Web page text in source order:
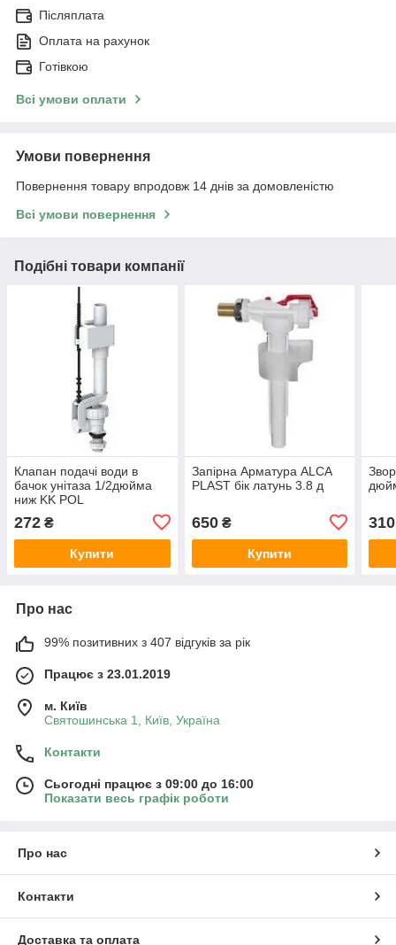
Післяплата
Оплата на рахунок
Готівкою
Всі умови оплати
Умови повернення
Повернення товару впродовж 14 днів за домовленістю
Всі умови повернення
Подібні товари компанії
Клапан подачі води в
бачок унітаза 1/2дюйма
ниж KK POL
272 ₴
Купити
Запірна Арматура ALCA
PLAST бік латунь 3.8 д
650₴
Купити
310
Про нас
99% позитивних з 407 відгуків за рік
Працює з 23.01.2019
м. Київ
Святошинська 1, Київ, Україна
Контакти
Сьогодні працює з 09:00 до 16:00
Показати весь графік роботи
Про нас
Контакти
Доставка та оплата